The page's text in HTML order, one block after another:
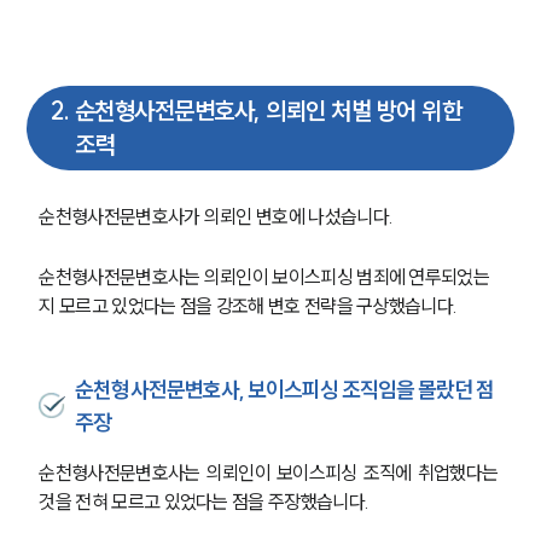
2. 순천형사전문변호사, 의뢰인 처벌 방어 위한
조력
순천형사전문변호사가 의뢰인 변호에 나섰습니다.
순천형사전문변호사는 의뢰인이 보이스피싱 범죄에 연루되었는
지 모르고 있었다는 점을 강조해 변호 전략을 구상했습니다.
순천형사전문변호사, 보이스피싱 조직임을 몰랐던 점
주장
순천형사전문변호사는 의뢰인이 보이스피싱 조직에 취업했다는
것을 전혀 모르고 있었다는 점을 주장했습니다.